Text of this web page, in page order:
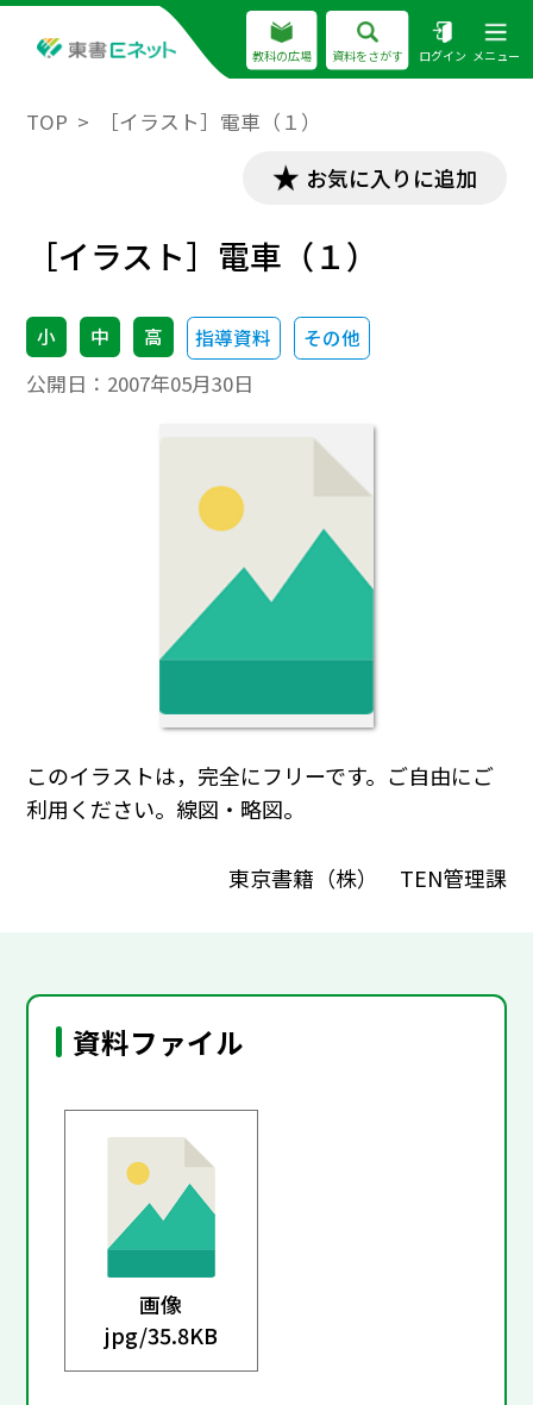
教科の広場 資料をさがす ログイン メニュー
TOP ［イラスト］電車（１）
お気に入りに追加
［イラスト］電車（１）
小 中 高 指導資料 その他
公開日： 2007年05月30日
このイラストは，完全にフリーです。ご自由にご
利用ください。線図・略図。
東京書籍（株） TEN管理課
資料ファイル
画像
jpg/35.8KB